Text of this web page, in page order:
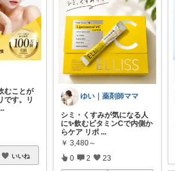
むことが
です。リ
いいね
ゆい｜薬剤師ママ
シミ・くすみが気になる人
に✨飲むビタミンCで内側か
らケア リポ ...
￥ 3,480～
0 2 23